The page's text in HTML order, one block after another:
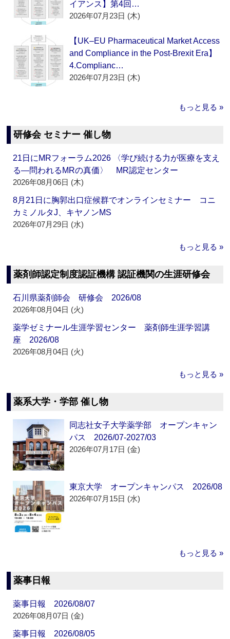
イアンス】第4回…
2026年07月23日 (木)
【UK–EU Pharmaceutical Market Access
and Compliance in the Post-Brexit Era】
4.Complianc…
2026年07月23日 (木)
もっと見る »
研修会 セミナー 催し物
21日にMRフォーラム2026 〈学び続ける力が医療を支え
る―問われるMRの真価〉 MR認定センター
2026年08月06日 (木)
8月21日に胸郭出口症候群でオンラインセミナー コニ
カミノルタJ、キヤノンMS
2026年07月29日 (水)
もっと見る »
薬剤師認定制度認証機構 認証機関の生涯研修会
石川県薬剤師会 研修会 2026/08
2026年08月04日 (火)
薬学ゼミナール生涯学習センター 薬剤師生涯学習講
座 2026/08
2026年08月04日 (火)
もっと見る »
薬系大学・学部 催し物
同志社女子大学薬学部 オープンキャン
パス 2026/07-2027/03
2026年07月17日 (金)
東京大学 オープンキャンパス 2026/08
2026年07月15日 (水)
もっと見る »
薬事日報
薬事日報 2026/08/07
2026年08月07日 (金)
薬事日報 2026/08/05